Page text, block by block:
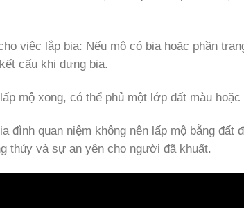
việc lắp bia: Nếu mộ có bia hoặc phần
cấu khi dựng bia.
mộ xong, có thể phủ một lớp đất màu
đình quan niệm không nên lấp mộ bằng
thủy và sự an yên cho người đã khuất.